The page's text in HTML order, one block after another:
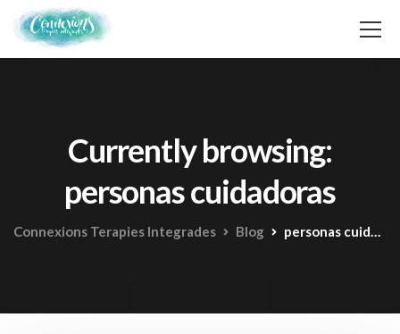
Currently browsing:
personas cuidadoras
Connexions Terapies Integrades Blog personas cuidadoras